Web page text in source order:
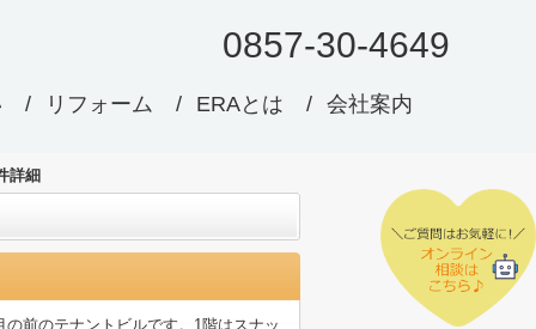
0857-30-4649
リフォーム ERAとは 会社案内
詳細
前のテナントビルです。1階はスナッ